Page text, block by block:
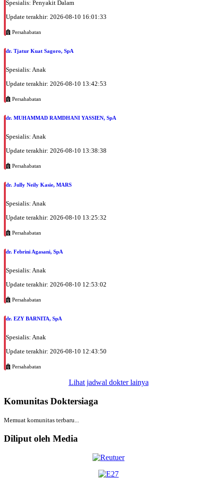
Spesialis: Penyakit Dalam
Update terakhir: 2026-08-10 16:01:33
Persahabatan
dr. Tjatur Kuat Sagoro, SpA
Spesialis: Anak
Update terakhir: 2026-08-10 13:42:53
Persahabatan
dr. MUHAMMAD RAMDHANI YASSIEN, SpA
Spesialis: Anak
Update terakhir: 2026-08-10 13:38:38
Persahabatan
dr. Jully Neily Kasie, MARS
Spesialis: Anak
Update terakhir: 2026-08-10 13:25:32
Persahabatan
dr. Febrini Agasani, SpA
Spesialis: Anak
Update terakhir: 2026-08-10 12:53:02
Persahabatan
dr. EZY BARNITA, SpA
Spesialis: Anak
Update terakhir: 2026-08-10 12:43:50
Persahabatan
Lihat jadwal dokter lainya
Komunitas Doktersiaga
Memuat komunitas terbaru...
Diliput oleh Media